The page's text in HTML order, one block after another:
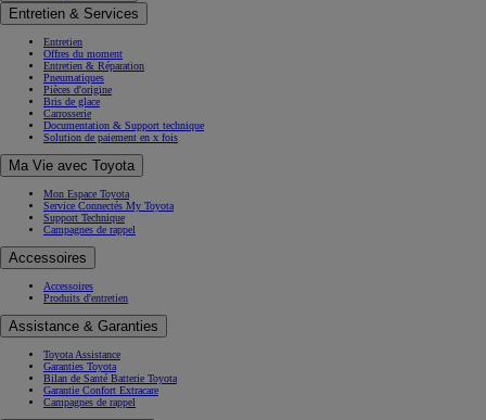
Entretien & Services
Entretien
Offres du moment
Entretien & Réparation
Pneumatiques
Pièces d'origine
Bris de glace
Carrosserie
Documentation & Support technique
Solution de paiement en x fois
Ma Vie avec Toyota
Mon Espace Toyota
Service Connectés My Toyota
Support Technique
Campagnes de rappel
Accessoires
Accessoires
Produits d'entretien
Assistance & Garanties
Toyota Assistance
Garanties Toyota
Bilan de Santé Batterie Toyota
Garantie Confort Extracare
Campagnes de rappel